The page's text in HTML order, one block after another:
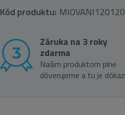
Kód produktu:
Záruka na 3 roky
zdarma
Našim produktom plne
dôverujeme a tu je dôkaz